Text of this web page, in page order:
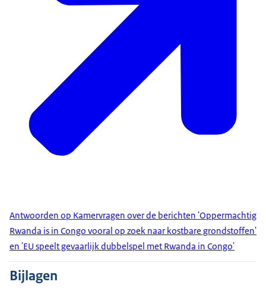
Antwoorden op Kamervragen over de berichten 'Oppermachtig
Rwanda is in Congo vooral op zoek naar kostbare grondstoffen'
en 'EU speelt gevaarlijk dubbelspel met Rwanda in Congo'
Bijlagen